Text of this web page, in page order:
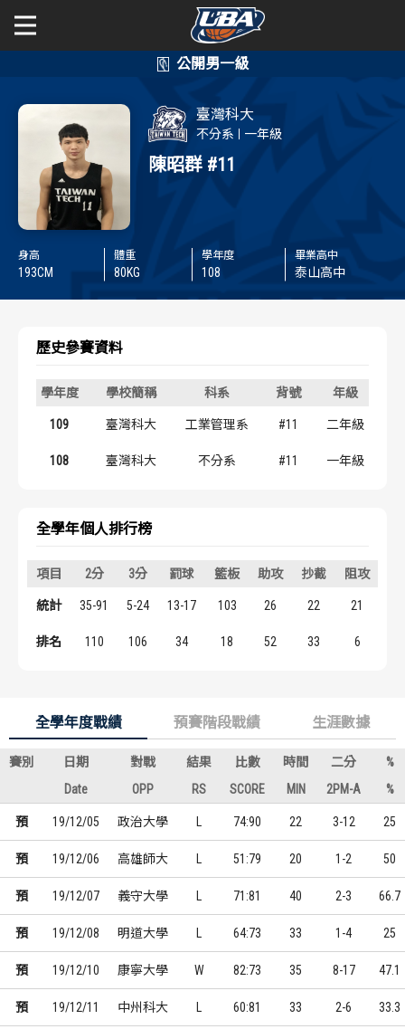
公開男一級 賽事資訊
賽程表
球隊資訊
歷屆冠軍
歷屆個人獎得主
公開女一級
賽事資訊
賽程表
球隊資訊
歷屆冠軍
歷屆個人獎得主
二級與一般組
新聞
臺灣科大
不分系 一年級
陳昭群 #11
身高
193CM
體重
80KG
學年度
108
畢業高中
泰山高中
歷史參賽資料
學年度 學校簡稱 科系 背號 年級
109 臺灣科大 工業管理系 #11 二年級
108 臺灣科大 不分系 #11 一年級
全學年個人排行榜
項目 2分 3分 罰球 籃板 助攻 抄截 阻攻
統計 35-91 5-24 13-17 103 26 22 21
排名 110 106 34 18 52 33 6
全學年度戰績 預賽階段戰績 生涯數據
賽別 日期 對戰 結果 比數 時間 二分
%
Date
OPP RS SCORE MIN 2PM-A %
預 19/12/05 政治大學 74:90 22 3-12 25
預 19/12/06 高雄師大 51:79 20 1-2 50
預 19/12/07 義守大學 71:81 40 2-3 66.7
預 19/12/08 明道大學 64:73 33 1-4 25
預 19/12/10 康寧大學 W 82:73 35 8-17 47.1
預 19/12/11 中州科大 60:81 33 2-6 33.3